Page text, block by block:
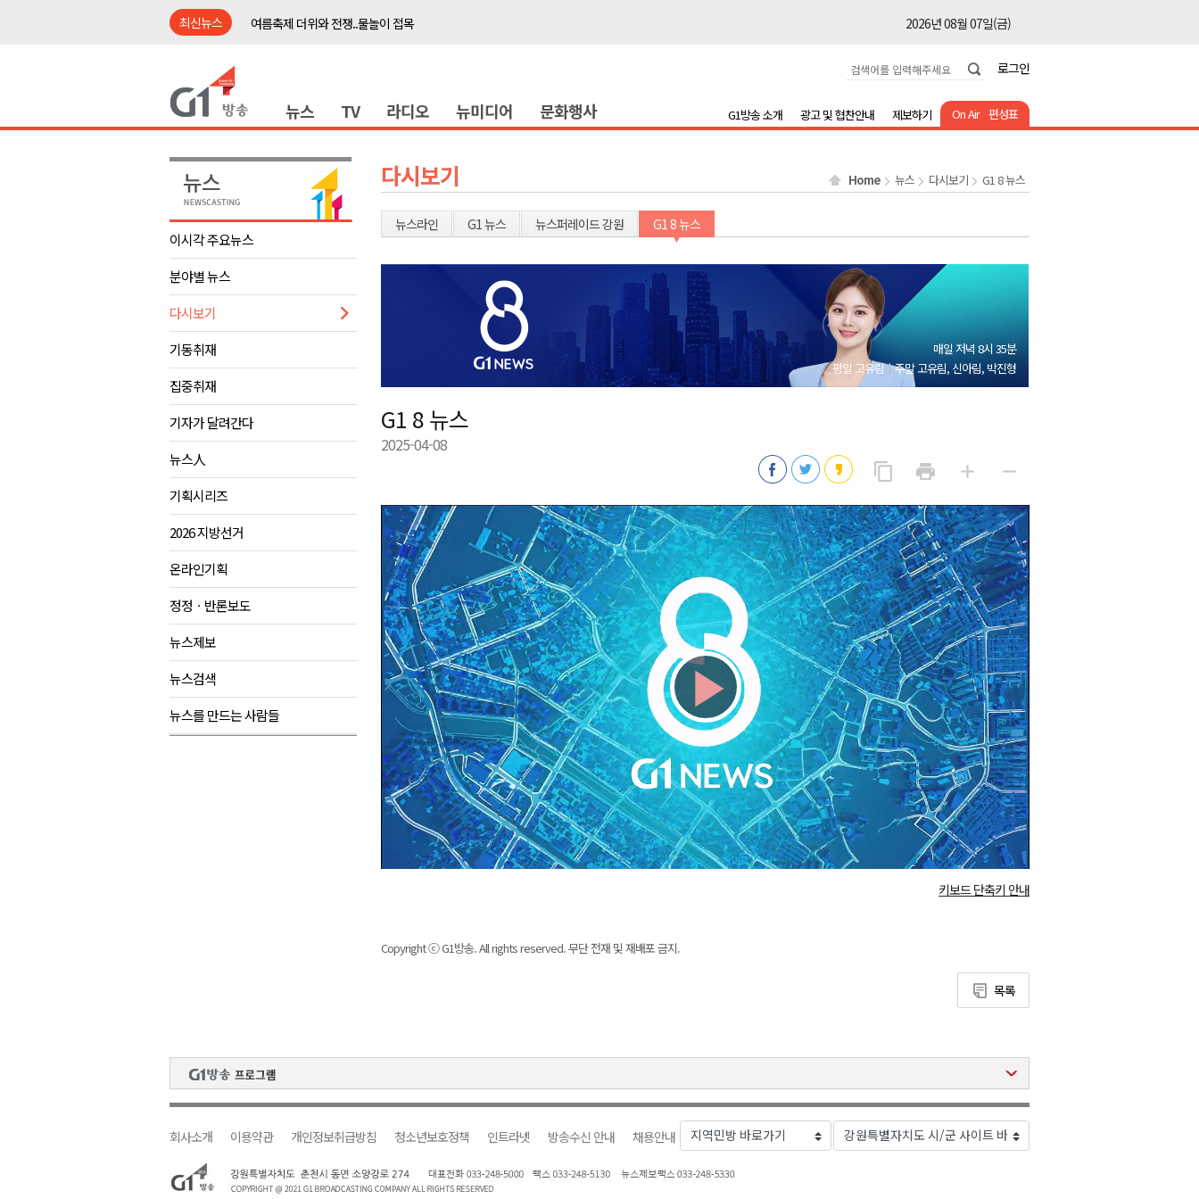
최신뉴스
여름축제 더위와 전쟁..물놀이 접목
2026년 08월 07일(금)
2026년 08월 07일(금)
검찰청 폐지..해결 과제 산적
2026년 08월 07일(금)
영월군, 국·도비 확보 보고회 개최
삼척 공공산후조리원 이전 시급
2026년 08월 07일(금)
강원자치도교육청 교감급 이상 387명 인사
2026년 08월 07일(금)
여름축제 더위와 전쟁..물놀이 접목
2026년 08월 07일(금)
강원도, 최휘영 문체부장관과 정책간담회
2026년 08월 07일(금)
이광재 국회 예결위원장, 강릉시 초청 특별 강연
2026년 08월 07일(금)
육동한 시장, 국제스케이트장 춘천 유치 건의
영월군, 국·도비 확보 보고회 개최
삼척 공공산후조리원 이전 시급
2026년 08월 07일(금)
강원자치도교육청 교감급 이상 387명 인사
2026년 08월 07일(금)
로그인
뉴스 TV 라디오 뉴미디어 문화행사 On Air 편성표
G1방송 소개 광고 및 협찬안내 제보하기
이시각 주요뉴스
분야별 뉴스
다시보기
기동취재
집중취재
기자가 달려간다
뉴스人
기획시리즈
2026 지방선거
온라인기획
정정ㆍ반론보도
뉴스제보
뉴스검색
뉴스를 만드는 사람들
다시보기 Home 뉴스 다시보기 G1 8 뉴스
뉴스라인 G1 뉴스 뉴스퍼레이드 강원 G1 8 뉴스
매일 저녁 8시 35분
평일 고유림
주말 고유림, 신아림, 박진형
G1 8 뉴스
2025-04-08
content_copy
사
print add
게
remove
게
Play
Video
키보드 단축키 안내
Copyright ⓒ G1방송. All rights reserved. 무단 전재 및 재배포 금지.
목록
회사소개 이용약관 개인정보취급방침 청소년보호정책 인트라넷 방송수신 안내 채용안내